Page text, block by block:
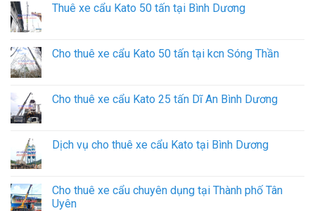
Thuê xe cẩu Kato 50 tấn tại Bình Dương
Cho thuê xe cẩu Kato 50 tấn tại kcn Sóng Thần
Cho thuê xe cẩu Kato 25 tấn Dĩ An Bình Dương
Dịch vụ cho thuê xe cẩu Kato tại Bình Dương
Cho thuê xe cẩu chuyên dụng tại Thành phố Tân
Uyên